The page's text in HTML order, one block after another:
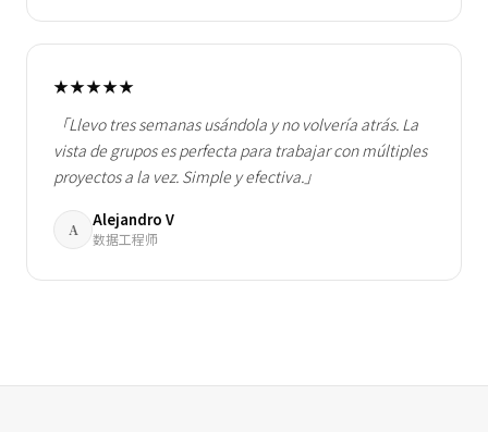
★★★★★
「Llevo tres semanas usándola y no volvería atrás. La
vista de grupos es perfecta para trabajar con múltiples
proyectos a la vez. Simple y efectiva.」
A Alejandro V
数据工程师